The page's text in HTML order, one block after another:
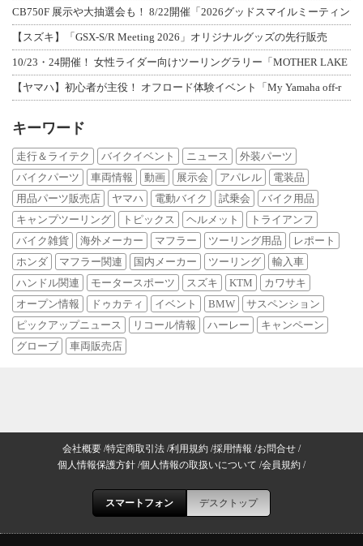
CB750F 展示や大抽選会も！ 8/22開催「2026グッドスマイルミーティン
【スズキ】「GSX-S/R Meeting 2026」オリジナルグッズの先行販売
10/23・24開催！ 女性ライダー向けツーリングラリー「MOTHER LAKE
【ヤマハ】初心者が主役！ オフロード体験イベント「My Yamaha off-r
キーワード
走行＆ライテク バイクイベント ニュース
外装パーツ
バイクパーツ
車両情報 動画 展示会 アパレル
電装品
用品パーツ販売店
ヤマハ 電動バイク 試乗会
バイク用品
キャンプツーリング
トピックス ヘルメット
トライアンフ
バイク雑貨
海外メーカー マフラー ツーリング用品
レポート
ホンダ
マフラー関連 国内メーカー ツーリング
輸入車
ハンドル関連
モータースポーツ スズキ KTM
カワサキ
オープン情報
ドゥカティ イベント BMW
サスペンション
ピックアップニュース
リコール情報 ハーレー
キャンペーン
グローブ
車両販売店
会社概要 特定商取引法 利用規約 採用情報 お問合せ
個人情報保護方針 個人情報の取扱いについて 会員規約
スマートフォン デスクトップ